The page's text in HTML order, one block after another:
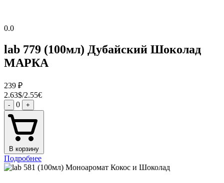
0.0
lab 779 (100мл) Дубайский Шоколад
МАРКА
239 ₽
2.63$/2.55€
- 0 +
В корзину
Подробнее